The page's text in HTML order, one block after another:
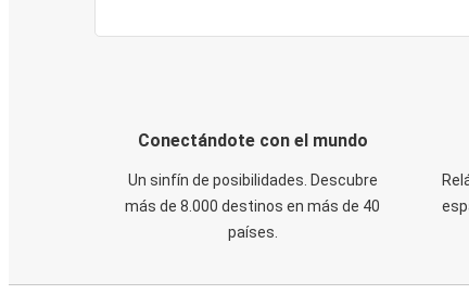
Conectándote con el mundo
Un sinfín de posibilidades. Descubre
más de 8.000 destinos en más de 40
países.